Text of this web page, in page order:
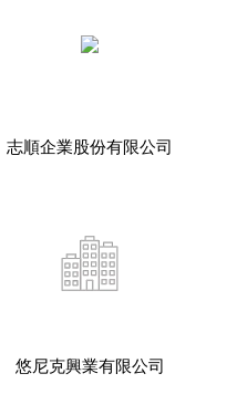
志順企業股份有限公司
悠尼克興業有限公司